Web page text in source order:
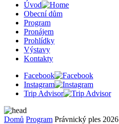
Úvod
Obecní dům
Program
Pronájem
Prohlídky
Výstavy
Kontakty
Facebook
Instagram
Trip Advisor
Domů Program Právnický ples 2026